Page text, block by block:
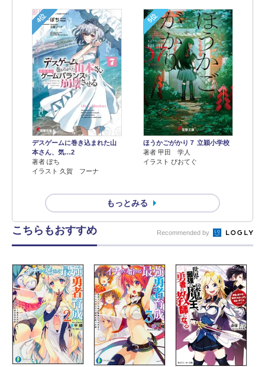
4位
デスゲームに巻き込まれた山
本さん、気…2
著者 ぽち
イラスト 久賀 フーナ
5位
ほうかごがかり７ 立穎小学校
著者 甲田 学人
イラスト ぴおてぐ
もっとみる
こちらもおすすめ Recommended by